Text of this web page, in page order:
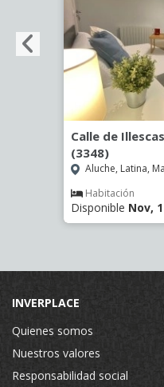
Calle de
(3348)
Aluche, Latina,
Habitación
Disponible Nov,
INVERPLACE
Quienes somos
Nuestros valores
Responsabilidad social